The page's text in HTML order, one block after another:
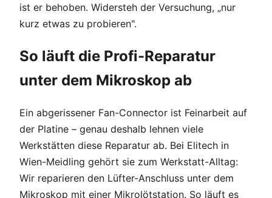
ist er behoben. Widersteh der Versuchung, „nur
kurz etwas zu probieren".
So läuft die Profi-Reparatur
unter dem Mikroskop ab
Ein abgerissener Fan-Connector ist Feinarbeit auf
der Platine – genau deshalb lehnen viele
Werkstätten diese Reparatur ab. Bei Elitech in
Wien-Meidling gehört sie zum Werkstatt-Alltag:
Wir reparieren den Lüfter-Anschluss unter dem
Mikroskop mit einer Mikrolötstation. So läuft es